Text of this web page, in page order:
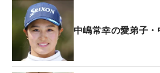
中嶋常幸の愛弟子